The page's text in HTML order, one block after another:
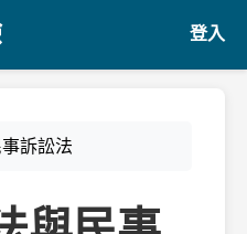
登入
訴訟法